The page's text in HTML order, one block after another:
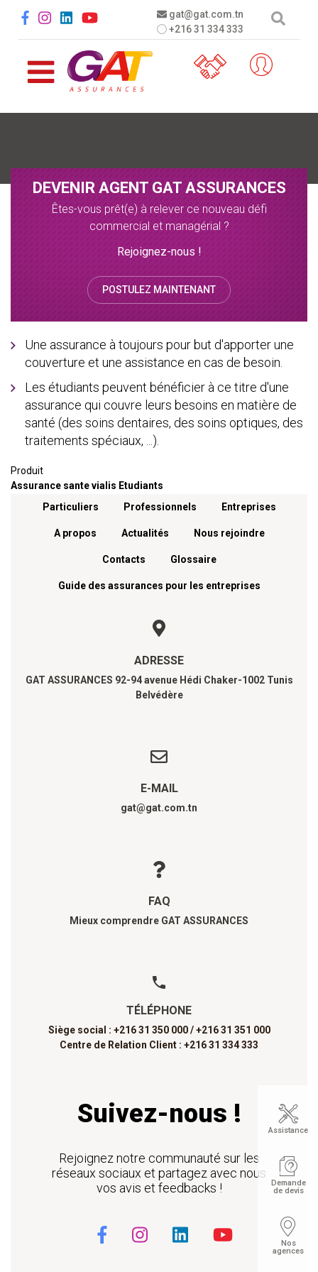
gat@gat.com.tn
+216 31 334 333
Social menu
DEVENIR AGENT GAT ASSURANCES
Êtes-vous prêt(e) à relever ce nouveau défi
commercial et managérial ?
Rejoignez-nous !
POSTULEZ MAINTENANT
Une assurance à toujours pour but d'apporter une
couverture et une assistance en cas de besoin.
Les étudiants peuvent bénéficier à ce titre d'une
assurance qui couvre leurs besoins en matière de
santé (des soins dentaires, des soins optiques, des
traitements spéciaux, ...).
Produit
Assurance sante vialis Etudiants
Menu footer
Particuliers Professionnels Entreprises
A propos Actualités Nous rejoindre
Contacts Glossaire
Guide des assurances pour les entreprises
ADRESSE
GAT ASSURANCES 92-94 avenue Hédi Chaker-1002 Tunis
Belvédère
E-MAIL
gat@gat.com.tn
FAQ
Mieux comprendre GAT ASSURANCES
TÉLÉPHONE
Siège social : +216 31 350 000 / +216 31 351 000
Centre de Relation Client : +216 31 334 333
Suivez-nous !
Rejoignez notre communauté sur les
réseaux sociaux et partagez avec nous
vos avis et feedbacks !
Assistance
Demande
de devis
Nos
agences